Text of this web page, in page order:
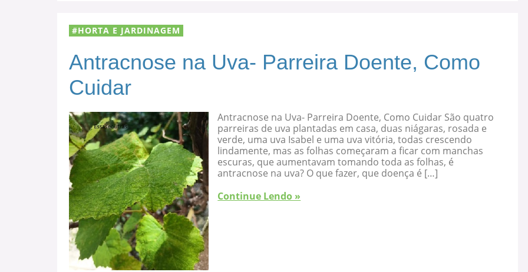
HORTA E JARDINAGEM
Antracnose na Uva- Parreira Doente, Como
Cuidar
Antracnose na Uva- Parreira Doente, Como Cuidar São quatro
parreiras de uva plantadas em casa, duas niágaras, rosada e
verde, uma uva Isabel e uma uva vitória, todas crescendo
lindamente, mas as folhas começaram a ficar com manchas
escuras, que aumentavam tomando toda as folhas, é
antracnose na uva? O que fazer, que doença é […]
Continue Lendo »